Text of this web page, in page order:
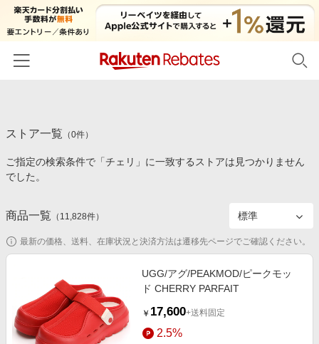
カテゴリー一覧
百貨店・総合ECモール
食品・スイーツ・お酒
コスメ・健康・医薬品
キッズ・ベビー用品
家電・PC・スマホ・カメラ
エンタメ
イベント一覧
初回購入者限定特典
対象ストア新規限定特典
電子書籍特集
楽天ペイ導入ストア
楽天サービス特集
ストア一覧 （0件）
ご指定の検索条件で「チェリ」に一致するストアは見つかりません
でした。
商品一覧 （ 11,828件）
最新の価格、送料、在庫状況と決済方法は遷移先ページでご確認ください。
UGG/アグ/PEAKMOD/ピークモッ
ド CHERRY PARFAIT
￥ 17,600+送料固定
2.5%